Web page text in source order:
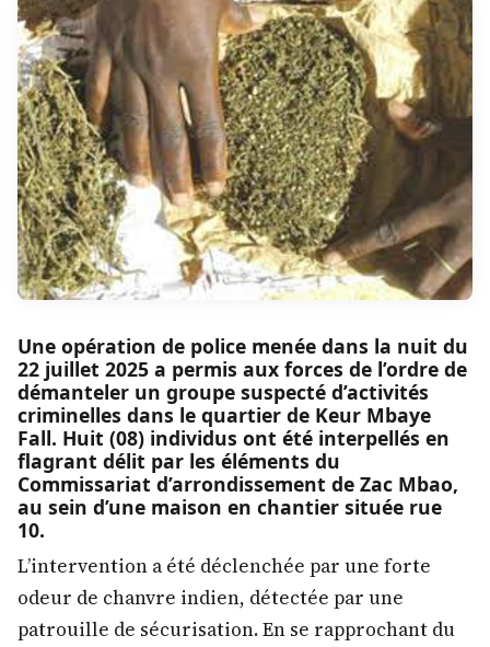
Une opération de police menée dans la nuit du
22 juillet 2025 a permis aux forces de l’ordre de
démanteler un groupe suspecté d’activités
criminelles dans le quartier de Keur Mbaye
Fall. Huit (08) individus ont été interpellés en
flagrant délit par les éléments du
Commissariat d’arrondissement de Zac Mbao,
au sein d’une maison en chantier située rue
10.
L’intervention a été déclenchée par une forte
odeur de chanvre indien, détectée par une
patrouille de sécurisation. En se rapprochant du